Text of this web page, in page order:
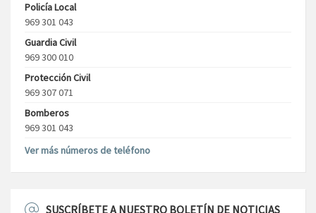
Policía Local
969 301 043
Guardia Civil
969 300 010
Protección Civil
969 307 071
Bomberos
969 301 043
Ver más números de teléfono
SUSCRÍBETE A NUESTRO BOLETÍN DE NOTICIAS